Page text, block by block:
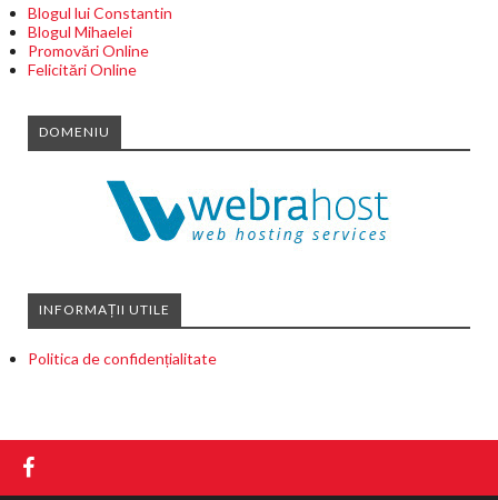
Blogul lui Constantin
Blogul Mihaelei
Promovări Online
Felicitări Online
DOMENIU
INFORMAȚII UTILE
Politica de confidențialitate